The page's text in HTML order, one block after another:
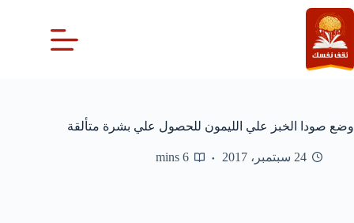
التجاوز
إلى
المحتوى
وضع صودا الخبز علي الليمون للحصول علي بشرة متألقة
24 سبتمبر، 2017 6 mins